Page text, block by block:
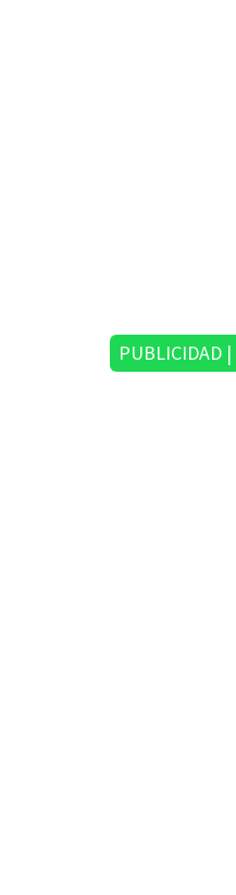
PUBLICIDAD |